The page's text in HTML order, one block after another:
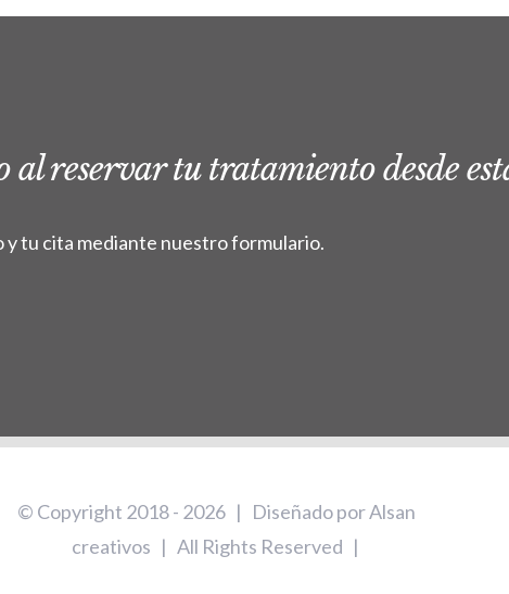
al reservar tu tratamiento desde
y tu cita mediante nuestro formulario.
© Copyright 2018 - 2026 | Diseñado porAlsan
creativos | All Rights Reserved |